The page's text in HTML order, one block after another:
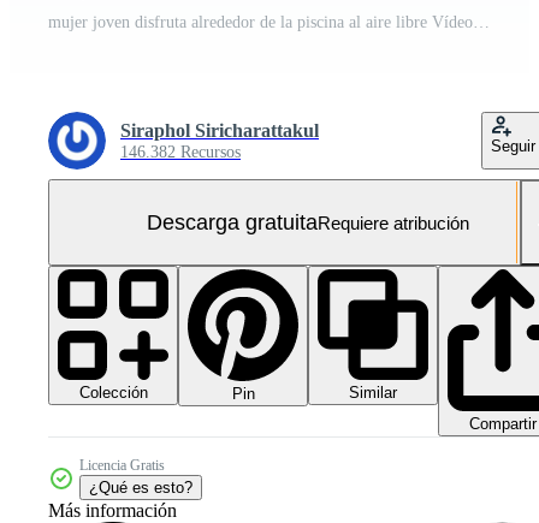
mujer joven disfruta alrededor de la piscina al aire libre Vídeo Gratis
Siraphol Siricharattakul
146.382 Recursos Seguir
Descarga gratuitaRequiere atribución
Colección Pin
Similar
Compartir
Licencia Gratis
¿Qué es esto?
Más información